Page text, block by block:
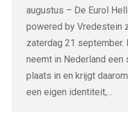
augustus – De Eurol
powered by Vredestein
zaterdag 21
neemt in Nederland
plaats in en krijgt
een eigen identiteit,…